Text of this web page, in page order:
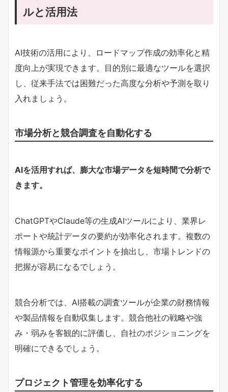
ルと活用法
AI技術の活用により、ロードマップ作成の効率化と精
度向上が実現できます。目的別に最適なツールを選択
し、従来手法では困難だった高度な分析や予測を取り
入れましょう。
市場分析と競合調査を自動化する
AIを活用すれば、膨大な市場データを短時間で分析で
きます。
ChatGPTやClaude等の生成AIツールにより、業界レ
ポートや統計データの要約が効率化されます。複数の
情報源から重要なポイントを抽出し、市場トレンドの
把握が容易になるでしょう。
競合分析では、AI搭載の調査ツールが企業の財務情報
や製品情報を自動収集します。競合他社の戦略や強
み・弱みを客観的に評価し、自社のポジショニングを
明確にできるでしょう。
プロジェクト管理を効率化する